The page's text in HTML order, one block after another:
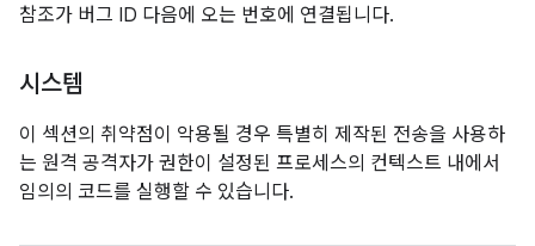
참조가 버그 ID 다음에 오는 번호에 연결됩니다.
시스템
이 섹션의 취약점이 악용될 경우 특별히 제작된 전송을 사용하
는 원격 공격자가 권한이 설정된 프로세스의 컨텍스트 내에서
임의의 코드를 실행할 수 있습니다.